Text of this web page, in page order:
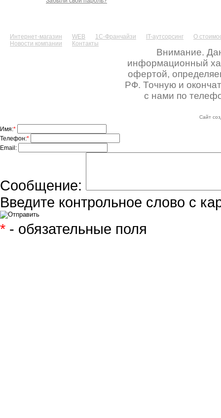
Интернет-магазин WEB 1С-Франчайзи IT-аутсорсинг
О
Новости компании
Контакты
Внимание.
информационный
офертой,
РФ. Точную и
с нами по
Сайт
Имя:*
Телефон:*
Email:
Сообщение:
Введите контрольное слово с
* - обязательные поля